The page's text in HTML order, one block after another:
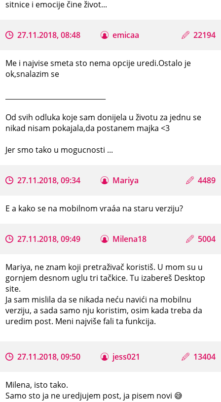
sitnice i emocije čine život...
27.11.2018, 08:48 emicaa 22194
Me i najvise smeta sto nema opcije uredi.Ostalo je
ok,snalazim se
Od svih odluka koje sam donijela u životu za jednu se
nikad nisam pokajala,da postanem majka <3
Jer smo tako u mogucnosti ...
27.11.2018, 09:34 Mariya 4489
E a kako se na mobilnom vraáa na staru verziju?
27.11.2018, 09:49 Milena18 5004
Mariya, ne znam koji pretraživač koristiš. U mom su u
gornjem desnom uglu tri tačkice. Tu izabereš Desktop
site.
Ja sam mislila da se nikada neću navići na mobilnu
verziju, a sada samo nju koristim, osim kada treba da
uredim post. Meni najviše fali ta funkcija.
27.11.2018, 09:50 jess021 13404
Milena, isto tako.
Samo sto ja ne uredjujem post, ja pisem novi 😅